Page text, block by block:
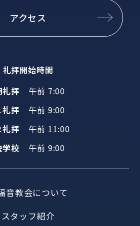
アクセス
礼拝開始時間
礼拝
午前 7:00
礼拝
午前 9:00
礼拝
午前 11:00
学校
午前 9:00
音教会について
スタッフ紹介